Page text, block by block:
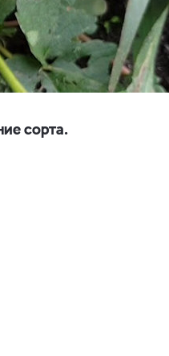
сорта.